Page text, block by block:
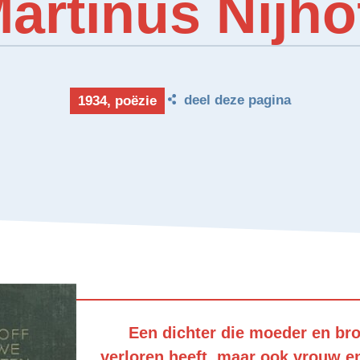
1934, poëzie deel deze pagina
Een dichter die moeder en